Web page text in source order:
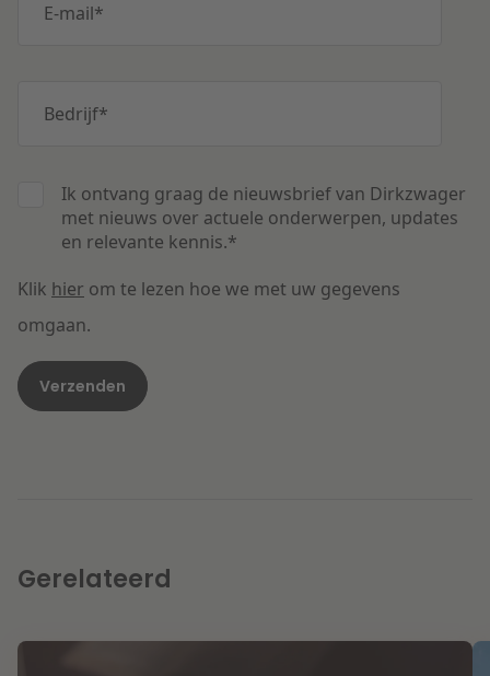
E-mail*
Bedrijf*
Ik ontvang graag de nieuwsbrief van Dirkzwager
met nieuws over actuele onderwerpen, updates
en relevante kennis.*
Klik hier om te lezen hoe we met uw gegevens
omgaan.
Gerelateerd